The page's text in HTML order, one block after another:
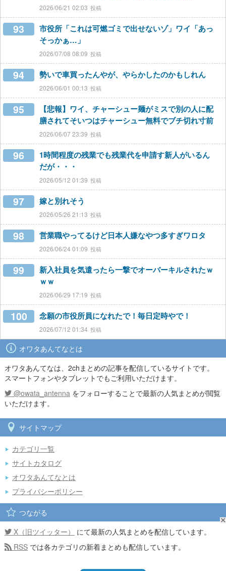
2026/06/21 02:03
93
市役所「これは可燃ゴミで出せないゾ」ワイ「あっ
そっかぁ…」
2026/07/08 08:09
94 勢いで車買ったんやが、やらかしたのかもしれん
2026/06/01 00:13
95
【悲報】ワイ、チャーシュー麺がミスで別の人に配
膳されてそいつはチャーシュー無料でブチ切れ寸前
2026/06/07 23:39
96
1時間程度の残業でも残業代を申請す新人がいるん
だが・・・
2026/05/12 01:39
97 嫁と別れそう
2026/05/26 21:13
98 営業職やってるけど日本人嫌なやつ多すぎワロタ
2026/06/24 01:09
99
新入社員を気遣ったら一撃でオーバーキルされたｗ
ｗｗ
2026/06/29 17:19
100 念願の市役所員になれたで！毎日定時やで！
2026/07/12 01:34
オワタあんてなとは
オワタあんてなは、2chまとめの記事を配信しているサイトです。
スマートフォンやタブレットでもご利用いただけます。
@owata_antenna をフォローすることで最新の人気まとめが閲覧
いただけます。
サイトマップ
カテゴリ一覧
サイトカタログ
オワタあんてなとは
プライバシーポリシー
つながる
X（旧ツイッター）
にて最新の人気まとめを配信しています。
RSS では各カテゴリの新着まとめも配信しています。